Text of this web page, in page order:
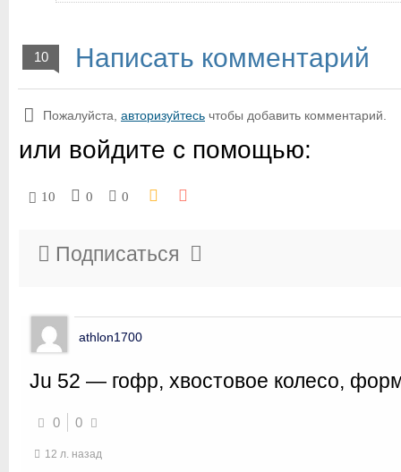
10 Написать комментарий
Пожалуйста, авторизуйтесь чтобы добавить комментарий.
или войдите с помощью:
10 0 0
Подписаться
athlon1700
Ju 52 — гофр, хвостовое колесо,
0 0
12 л. назад